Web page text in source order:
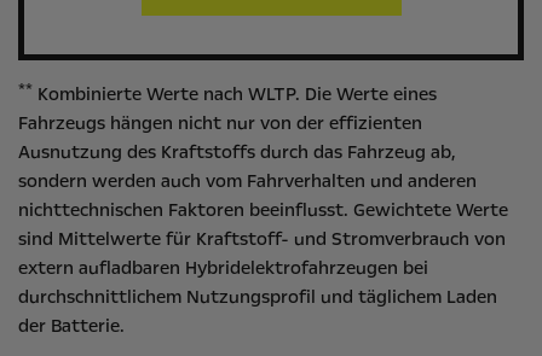
** Kombinierte Werte nach WLTP. Die Werte eines
Fahrzeugs hängen nicht nur von der effizienten
Ausnutzung des Kraftstoffs durch das Fahrzeug ab,
sondern werden auch vom Fahrverhalten und anderen
nichttechnischen Faktoren beeinflusst. Gewichtete Werte
sind Mittelwerte für Kraftstoff- und Stromverbrauch von
extern aufladbaren Hybridelektrofahrzeugen bei
durchschnittlichem Nutzungsprofil und täglichem Laden
der Batterie.